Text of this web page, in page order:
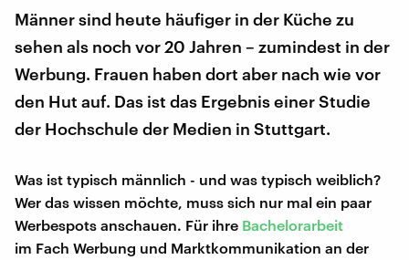
Männer sind heute häufiger in der Küche zu
sehen als noch vor 20 Jahren – zumindest in der
Werbung. Frauen haben dort aber nach wie vor
den Hut auf. Das ist das Ergebnis einer Studie
der Hochschule der Medien in Stuttgart.
Was ist typisch männlich - und was typisch weiblich?
Wer das wissen möchte, muss sich nur mal ein paar
Werbespots anschauen. Für ihre Bachelorarbeit
im Fach Werbung und Marktkommunikation an der